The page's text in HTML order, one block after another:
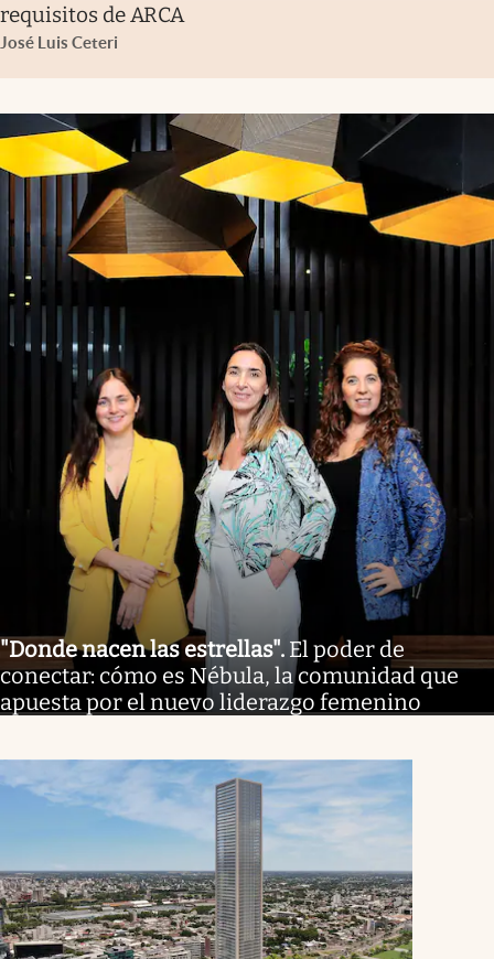
requisitos de ARCA
José Luis Ceteri
"Donde nacen las estrellas". El poder de
conectar: cómo es Nébula, la comunidad que
apuesta por el nuevo liderazgo femenino